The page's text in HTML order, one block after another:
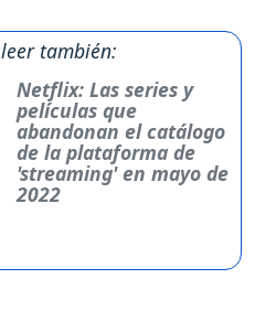
también:
Netflix: Las series y
películas que
abandonan el catálogo
de la plataforma de
'streaming' en mayo de
2022